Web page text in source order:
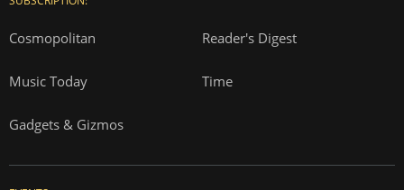
Cosmopolitan Reader's Digest
Music Today Time
Gadgets & Gizmos